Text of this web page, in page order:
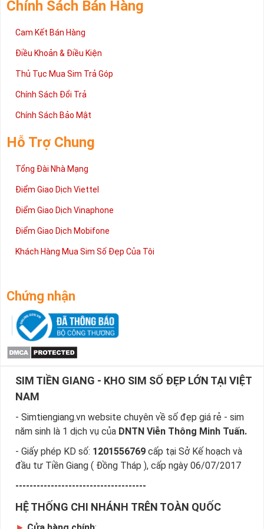
Chính Sách Bán Hàng
Cam Kết Bán Hàng
Điều Khoản & Điều Kiện
Thủ Tục Mua Sim Trả Góp
Chính Sách Đổi Trả
Chính Sách Bảo Mật
Hỗ Trợ Chung
Tổng Đài Nhà Mạng
Điểm Giao Dịch Viettel
Điểm Giao Dịch Vinaphone
Điểm Giao Dịch Mobifone
Khách Hàng Mua Sim Số Đẹp Của Tôi
Chứng nhận
SIM TIỀN GIANG - KHO SIM SỐ ĐẸP LỚN TẠI VIỆT
NAM
- Simtiengiang.vn website chuyên về số đẹp giá rẻ - sim
năm sinh là 1 dịch vụ của DNTN Viễn Thông Minh Tuấn.
- Giấy phép KD số: 1201556769 cấp tại Sở Kế hoạch và
đầu tư Tiền Giang ( Đồng Tháp ), cấp ngày 06/07/2017
-------------------------------------
HỆ THỐNG CHI NHÁNH TRÊN TOÀN QUỐC